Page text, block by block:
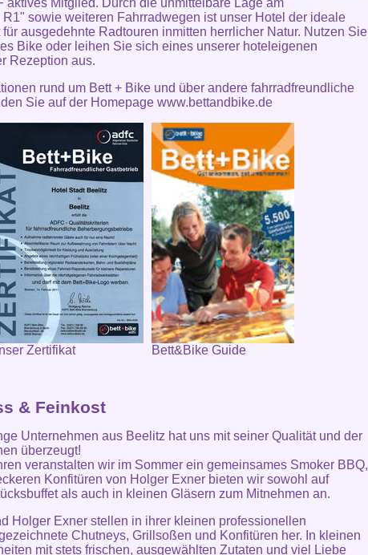
sowie weiteren Fahrradwegen ist unser Hotel der ideale
ausgedehnte Radtouren inmitten herrlicher Natur. Nutzen Sie
Bike oder leihen Sie sich eines unserer hoteleigenen
Rezeption aus.
rund um Bett + Bike und über andere fahrradfreundliche
Sie auf der Homepage www.bettandbike.de
Zertifikat Bett&Bike Guide
& Feinkost
Unternehmen aus Beelitz hat uns mit seiner Qualität und der
überzeugt!
veranstalten wir im Sommer ein gemeinsames Smoker BBQ,
Konfitüren von Holger Exner bieten wir sowohl auf
als auch in kleinen Gläsern zum Mitnehmen an.
Holger Exner stellen in ihrer kleinen professionellen
Chutneys, Grillsoßen und Konfitüren her. In kleinen
mit stets frischen, ausgewählten Zutaten und viel Liebe